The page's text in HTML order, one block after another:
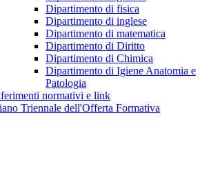
Dipartimento di fisica
Dipartimento di inglese
Dipartimento di matematica
Dipartimento di Diritto
Dipartimento di Chimica
Dipartimento di Igiene Anatomia e
Patologia
normativi e link
Triennale dell'Offerta Formativa